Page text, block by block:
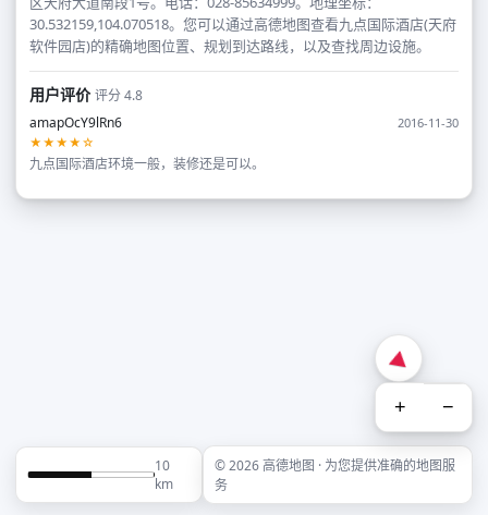
30.532159,104.070518。您可以通过高德地图查看九点国际酒店(天府
软件园店)的精确地图位置、规划到达路线，以及查找周边设施。
用户评价评分 4.8
amapOcY9lRn6
2016-11-30
★★★★☆
九点国际酒店环境一般，装修还是可以。
+ −
10
km
© 2026 高德地图 · 为您提供准确的地图服
务